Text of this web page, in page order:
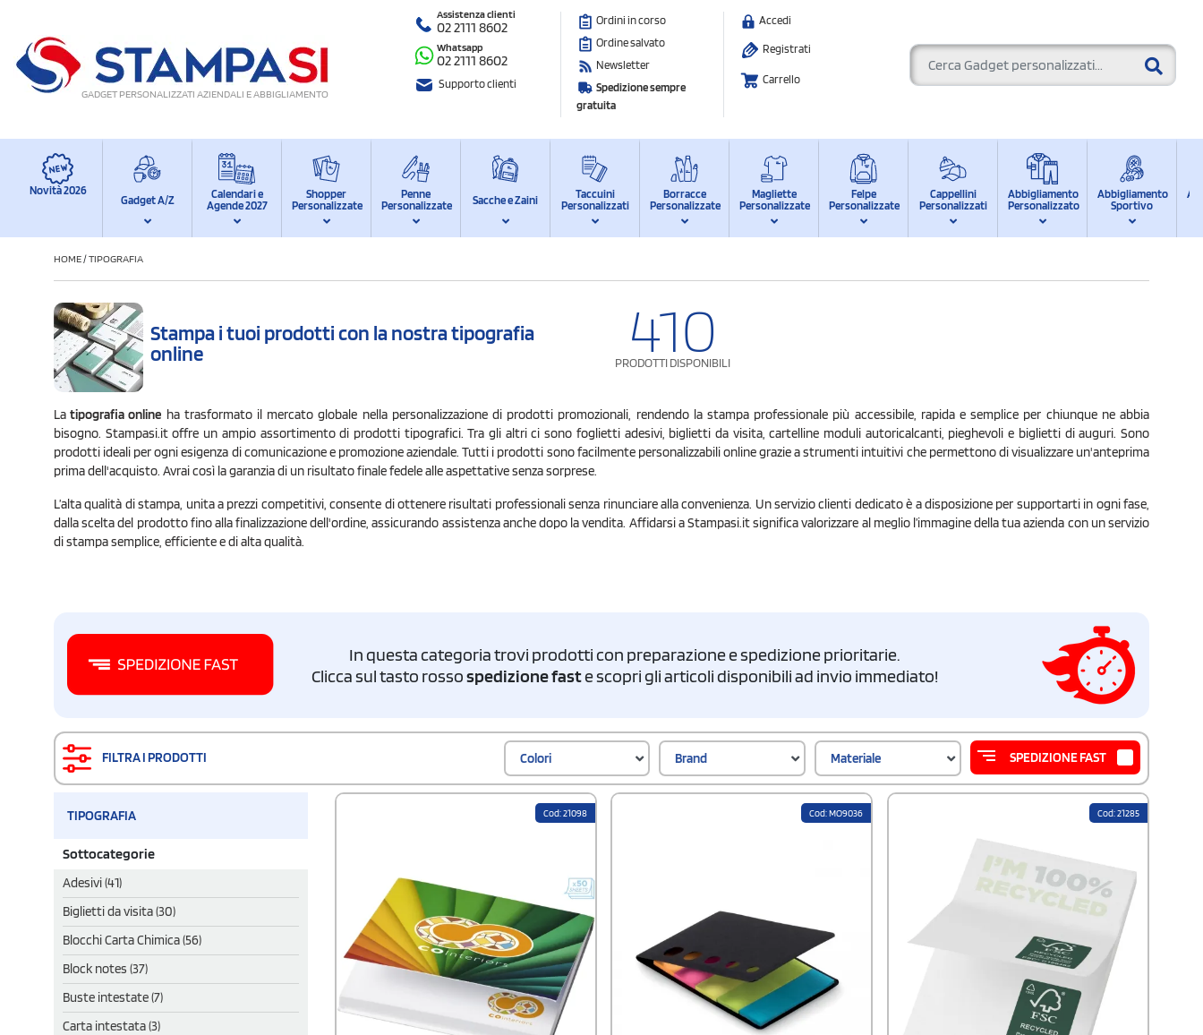
GADGET PERSONALIZZATI AZIENDALI E ABBIGLIAMENTO
Assistenza clienti
02 2111 8602
Whatsapp
02 2111 8602
Supporto clienti
Ordini in corso
Ordine salvato
Newsletter
Spedizione sempre
gratuita
Accedi
Registrati
Carrello
Novità 2026
Gadget A/Z
Calendari e
Agende 2027
Shopper
Personalizzate
Penne
Personalizzate
Sacche e Zaini
Taccuini
Personalizzati
Borracce
Personalizzate
Magliette
Personalizzate
Felpe
Personalizzate
Cappellini
Personalizzati
Abbigliamento
Personalizzato
Abbigliamento
Sportivo
HOME/TIPOGRAFIA
Stampa i tuoi prodotti con la nostra tipografia
online
410
PRODOTTI DISPONIBILI
La tipografia online ha trasformato il mercato globale nella personalizzazione di prodotti promozionali, rendendo la stampa professionale più accessibile, rapida e semplice per chiunque ne abbia
bisogno. Stampasi.it offre un ampio assortimento di prodotti tipografici. Tra gli altri ci sono foglietti adesivi, biglietti da visita, cartelline moduli autoricalcanti, pieghevoli e biglietti di auguri. Sono
prodotti ideali per ogni esigenza di comunicazione e promozione aziendale. Tutti i prodotti sono facilmente personalizzabili online grazie a strumenti intuitivi che permettono di visualizzare un'anteprima
prima dell'acquisto. Avrai così la garanzia di un risultato finale fedele alle aspettative senza sorprese.
L’alta qualità di stampa, unita a prezzi competitivi, consente di ottenere risultati professionali senza rinunciare alla convenienza. Un servizio clienti dedicato è a disposizione per supportarti in ogni fase,
dalla scelta del prodotto fino alla finalizzazione dell'ordine, assicurando assistenza anche dopo la vendita. Affidarsi a Stampasi.it significa valorizzare al meglio l’immagine della tua azienda con un servizio
di stampa semplice, efficiente e di alta qualità.
In questa categoria trovi prodotti con preparazione e spedizione prioritarie.
Clicca sul tasto rossospedizione faste scopri gli articoli disponibili ad invio immediato!
FILTRA I PRODOTTI Colori Brand Materiale SPEDIZIONE FAST
TIPOGRAFIA
Sottocategorie
Adesivi (41)
Biglietti da visita (30)
Blocchi Carta Chimica (56)
Block notes (37)
Buste intestate (7)
Carta intestata (3)
Cod: 21098 Cod: MO9036 Cod: 21285